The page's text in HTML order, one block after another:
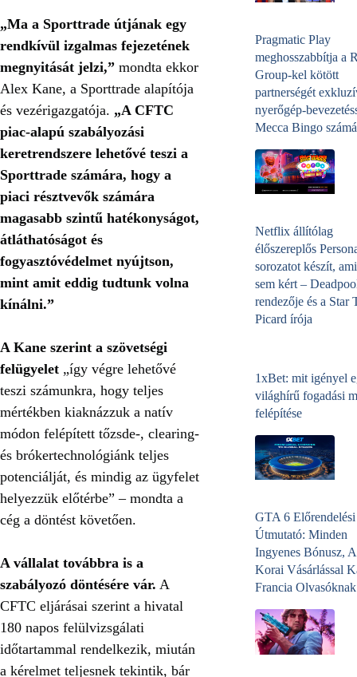
„Ma a Sporttrade útjának egy
rendkívül izgalmas fejezetének
megnyitását jelzi,” mondta ekkor
Alex Kane, a Sporttrade alapítója
és vezérigazgatója. „A CFTC
piac-alapú szabályozási
keretrendszere lehetővé teszi a
Sporttrade számára, hogy a
piaci résztvevők számára
magasabb szintű hatékonyságot,
átláthatóságot és
fogyasztóvédelmet nyújtson,
mint amit eddig tudtunk volna
kínálni.”
A Kane szerint a szövetségi
felügyelet „így végre lehetővé
teszi számunkra, hogy teljes
mértékben kiaknázzuk a natív
módon felépített tőzsde-, clearing-
és brókertechnológiánk teljes
potenciálját, és mindig az ügyfelet
helyezzük előtérbe” – mondta a
cég a döntést követően.
A vállalat továbbra is a
szabályozó döntésére vár. A
CFTC eljárásai szerint a hivatal
180 napos felülvizsgálati
időtartammal rendelkezik, miután
a kérelmet teljesnek tekintik, bár
Pragmatic Play
meghosszabbítja a
Group-kel kötött
partnerségét
nyerőgép-
Mecca Bingo
Netflix állítólag
élőszereplős
sorozatot készít,
sem kért –
rendezője és a Star
Picard írója
1xBet: mit igényel
világhírű fogadási
felépítése
GTA 6 Előrendelési
Útmutató: Minden
Ingyenes Bónusz,
Korai Vásárlással
Francia Olvasóknak